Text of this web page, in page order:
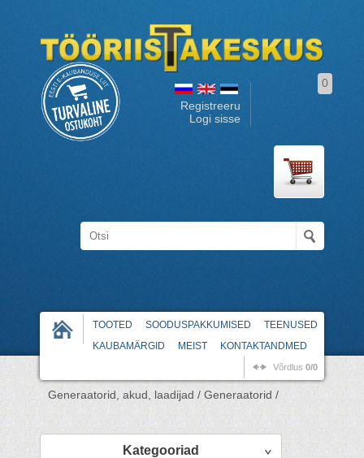
Registreeru
Logi sisse
0
TOOTED SOODUSPAKKUMISED
TEENUSED
KAUBAMÄRGID
MEIST KONTAKTANDMED
Võrdlus 0/0
Generaatorid, akud, laadijad / Generaatorid /
Kategooriad